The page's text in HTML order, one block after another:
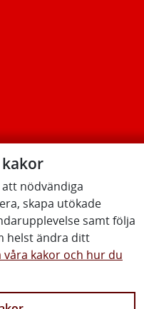
nödvändiga
skapa utökade
samt följa
helst ändra ditt
våra kakor och hur du